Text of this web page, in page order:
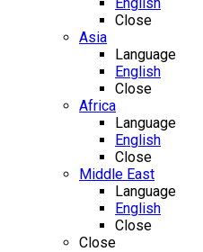
Close
Asia
Language
English
Close
Africa
Language
English
Close
Middle East
Language
English
Close
Close